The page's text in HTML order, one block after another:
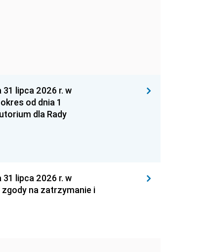
31 lipca 2026 r. w
od dnia 1
dla Rady
31 lipca 2026 r. w
na zatrzymanie i